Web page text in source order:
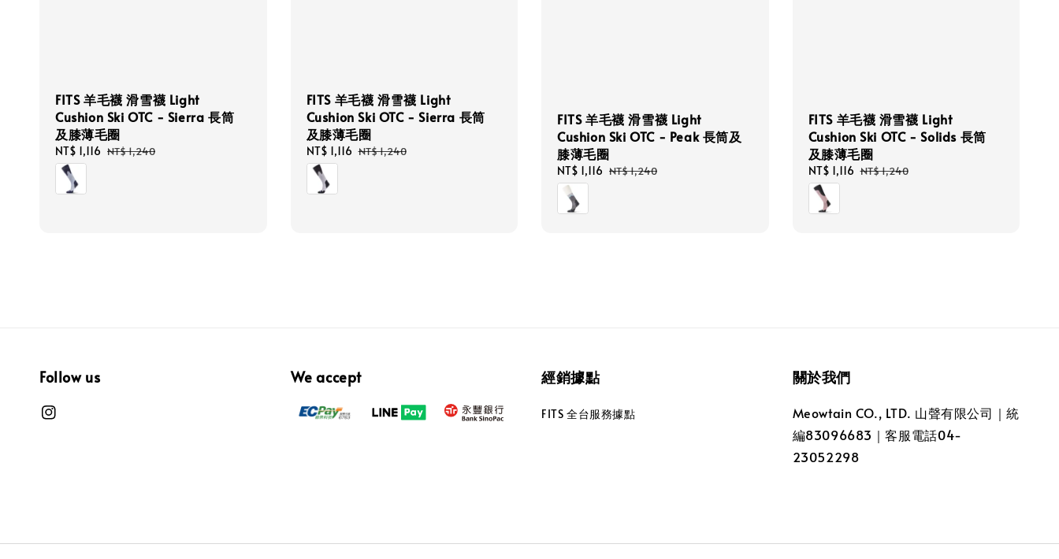
FITS 羊毛襪 滑雪襪 Light
Cushion Ski OTC - Sierra 長筒
及膝薄毛圈
Sale
price
NT$ 1,116 Regular
NT$ 1,240
FITS 羊毛襪 滑雪襪 Light
Cushion Ski OTC - Sierra 長筒
及膝薄毛圈
Sale
price
NT$ 1,116 Regular
NT$ 1,240
FITS 羊毛襪 滑雪襪 Light
Cushion Ski OTC - Peak 長筒及
膝薄毛圈
Sale
price
NT$ 1,116 Regular
NT$ 1,240
FITS 羊毛襪 滑雪襪 Light
Cushion Ski OTC - Solids 長筒
及膝薄毛圈
Sale
price
NT$ 1,116 Regular
NT$ 1,240
Follow us We accept 經銷據點
FITS 全台服務據點
關於我們
Meowtain CO., LTD. 山聲有限公司｜統
編83096683｜客服電話04-
23052298